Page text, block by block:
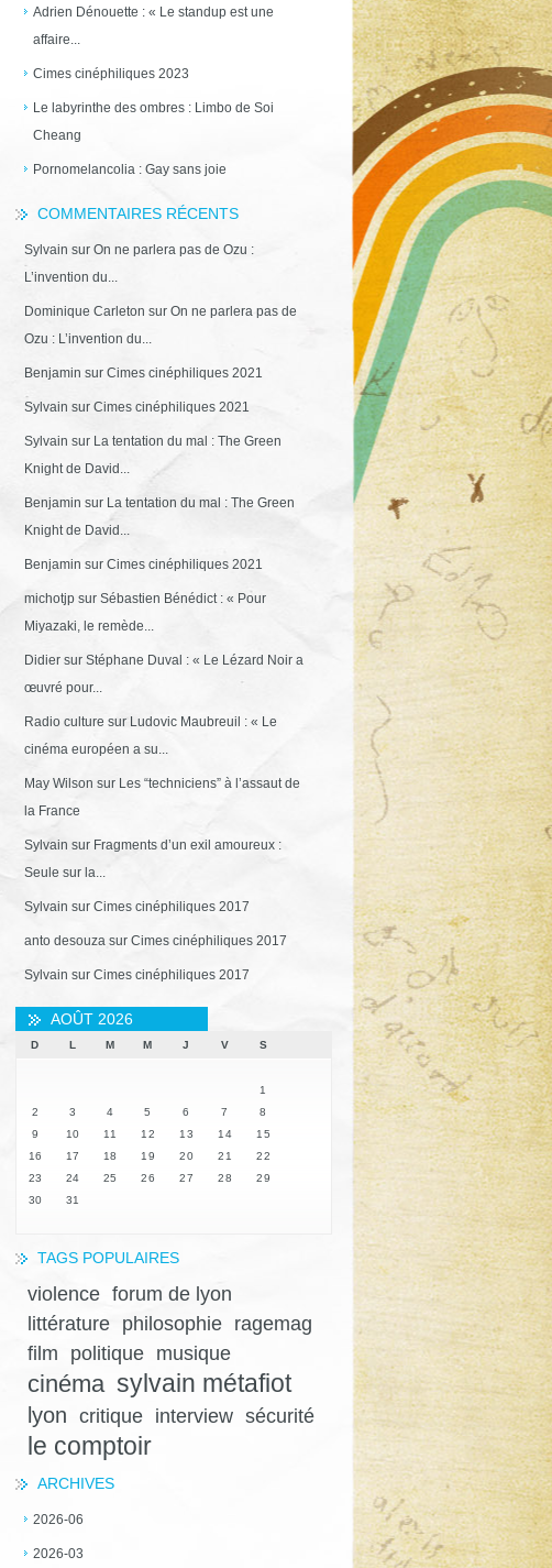
Adrien Dénouette : « Le standup est une
affaire...
Cimes cinéphiliques 2023
Le labyrinthe des ombres : Limbo de Soi
Cheang
Pornomelancolia : Gay sans joie
COMMENTAIRES RÉCENTS
Sylvain sur On ne parlera pas de Ozu :
L’invention du...
Dominique Carleton sur On ne parlera pas de
Ozu : L’invention du...
Benjamin sur Cimes cinéphiliques 2021
Sylvain sur Cimes cinéphiliques 2021
Sylvain sur La tentation du mal : The Green
Knight de David...
Benjamin sur La tentation du mal : The Green
Knight de David...
Benjamin sur Cimes cinéphiliques 2021
michotjpsur Sébastien Bénédict : « Pour
Miyazaki, le remède...
Didiersur Stéphane Duval : « Le Lézard Noir a
œuvré pour...
Radio culture sur Ludovic Maubreuil : « Le
cinéma européen a su...
May Wilson sur Les “techniciens” à l’assaut de
la France
Sylvain sur Fragments d’un exil amoureux :
Seule sur la...
Sylvain sur Cimes cinéphiliques 2017
anto desouzasur Cimes cinéphiliques 2017
Sylvain sur Cimes cinéphiliques 2017
AOÛT 2026
D L M M J V S
1
2
3 4 5 6 7
8
9
10 11 12 13 14
15
16
17 18 19 20 21
22
23
24 25 26 27 28
29
30
31
TAGS POPULAIRES
violence forum de lyon
littérature
philosophie
ragemag
film
politique musique
cinéma sylvain métafiot
lyon critique interview sécurité
le comptoir
ARCHIVES
2026-06
2026-03